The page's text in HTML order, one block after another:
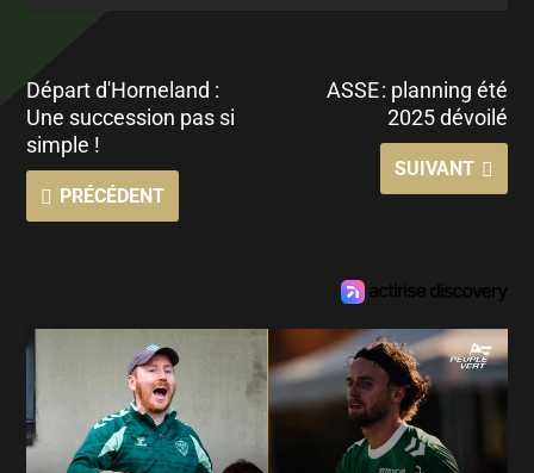
Départ d'Horneland :
Une succession pas si
simple !
PRÉCÉDENT
ASSE : planning été
2025 dévoilé
SUIVANT